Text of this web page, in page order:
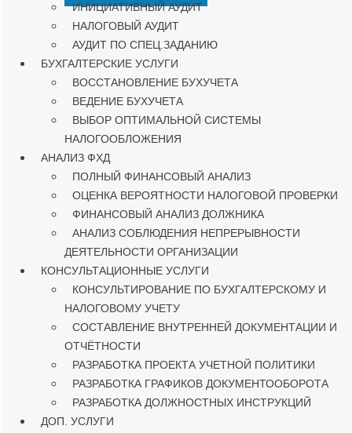
ИНИЦИАТИВНЫЙ АУДИТ
НАЛОГОВЫЙ АУДИТ
АУДИТ ПО СПЕЦ.ЗАДАНИЮ
БУХГАЛТЕРСКИЕ УСЛУГИ
ВОССТАНОВЛЕНИЕ БУХУЧЕТА
ВЕДЕНИЕ БУХУЧЕТА
ВЫБОР ОПТИМАЛЬНОЙ СИСТЕМЫ
НАЛОГООБЛОЖЕНИЯ
АНАЛИЗ ФХД
ПОЛНЫЙ ФИНАНСОВЫЙ АНАЛИЗ
ОЦЕНКА ВЕРОЯТНОСТИ НАЛОГОВОЙ ПРОВЕРКИ
ФИНАНСОВЫЙ АНАЛИЗ ДОЛЖНИКА
АНАЛИЗ СОБЛЮДЕНИЯ НЕПРЕРЫВНОСТИ
ДЕЯТЕЛЬНОСТИ ОРГАНИЗАЦИИ
КОНСУЛЬТАЦИОННЫЕ УСЛУГИ
КОНСУЛЬТИРОВАНИЕ ПО БУХГАЛТЕРСКОМУ И
НАЛОГОВОМУ УЧЕТУ
СОСТАВЛЕНИЕ ВНУТРЕННЕЙ ДОКУМЕНТАЦИИ И
ОТЧЁТНОСТИ
РАЗРАБОТКА ПРОЕКТА УЧЕТНОЙ ПОЛИТИКИ
РАЗРАБОТКА ГРАФИКОВ ДОКУМЕНТООБОРОТА
РАЗРАБОТКА ДОЛЖНОСТНЫХ ИНСТРУКЦИЙ
ДОП. УСЛУГИ